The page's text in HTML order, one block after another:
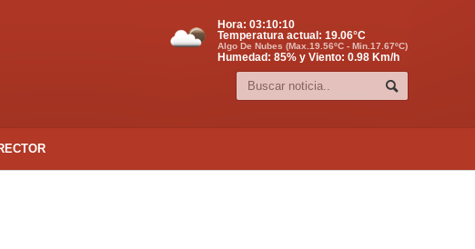
Hora: 03:10:11
Temperatura actual: 19.06°C
Algo De Nubes (Max.19.56ºC - Min.17.67ºC)
Humedad: 85% y Viento: 0.98 Km/h